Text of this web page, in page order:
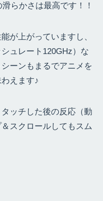
らかさは最高です！！
が上がっていますし、
ュレート120GHz）な
ーンもまるでアニメを
えます♪
ッチした後の反応（動
スクロールしてもスム